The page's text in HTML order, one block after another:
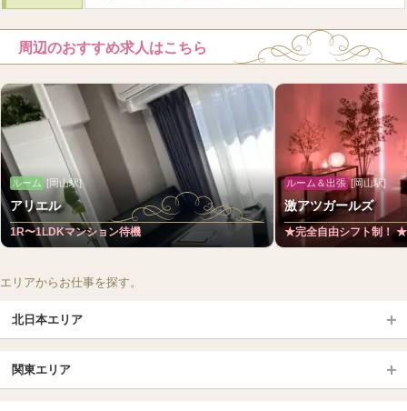
周辺のおすすめ求人はこちら
ルーム [岡山駅]
アリエル
1R〜1LDKマンション待機
ルーム＆出張[岡山駅]
激アツガールズ
★完全自由シフト制！
エリアからお仕事を探す。
北日本エリア
北海道（札幌・旭川・函館）
青森
関東エリア